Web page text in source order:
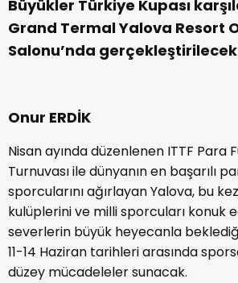
Büyükler Türkiye Kupası
Grand Termal Yalova Resort
Salonu’nda
Onur ERDİK
Nisan ayında düzenlenen ITTF Para
Turnuvası ile dünyanın en başarılı
sporcularını ağırlayan Yalova, bu
kulüplerini ve milli sporcuları konuk
severlerin büyük heyecanla
11-14 Haziran tarihleri arasında
düzey mücadeleler sunacak.